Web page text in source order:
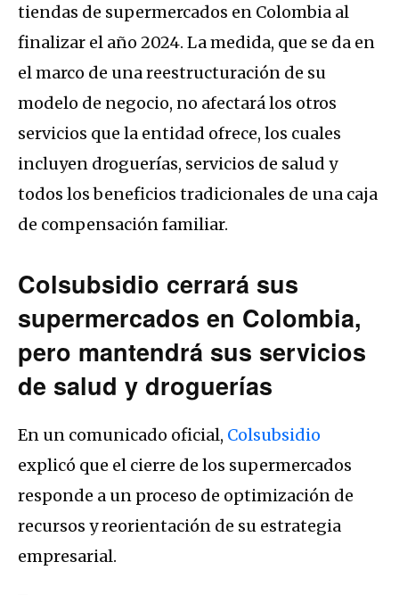
tiendas de supermercados en Colombia al
finalizar el año 2024. La medida, que se da en
el marco de una reestructuración de su
modelo de negocio, no afectará los otros
servicios que la entidad ofrece, los cuales
incluyen droguerías, servicios de salud y
todos los beneficios tradicionales de una caja
de compensación familiar.
Colsubsidio cerrará sus
supermercados en Colombia,
pero mantendrá sus servicios
de salud y droguerías
En un comunicado oficial, Colsubsidio
explicó que el cierre de los supermercados
responde a un proceso de optimización de
recursos y reorientación de su estrategia
empresarial.